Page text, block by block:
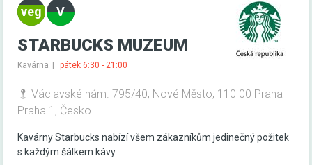
STARBUCKS MUZEUM
Kavárna pátek 6:30 - 21:00
Václavské nám. 795/40, Nové Město, 110 00 Praha-
Praha 1, Česko
Kavárny Starbucks nabízí všem zákazníkům jedinečný požitek
s každým šálkem kávy.